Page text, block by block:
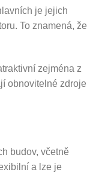
je jejich
To znamená, že
zejména z
obnovitelné zdroje
budov, včetně
a lze je